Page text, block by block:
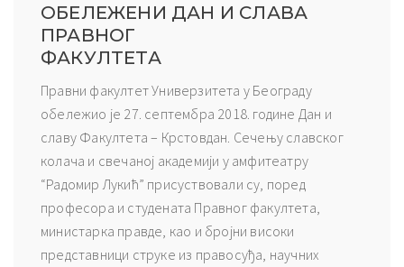
ОБЕЛЕЖЕНИ ДАН И СЛАВА
ПРАВНОГ
ФАКУЛТЕТА
Правни факултет Универзитета у Београду
обележио је 27. септембра 2018. године Дан и
славу Факултета – Крстовдан. Сечењу славског
колача и свечаној академији у амфитеатру
“Радомир Лукић” присуствовали су, поред
професора и студената Правног факултета,
министарка правде, као и бројни високи
представници струке из правосуђа, научних